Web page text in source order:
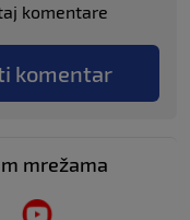
komentare
komentar
mrežama